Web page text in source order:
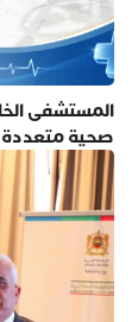
المستشفى
صحية متعددة